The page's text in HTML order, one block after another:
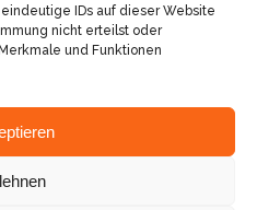
IDs auf dieser Website
nicht erteilst oder
und Funktionen
Geminus 3D